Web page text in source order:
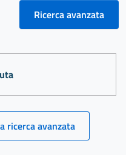
Ricerca avanzata
ricerca avanzata